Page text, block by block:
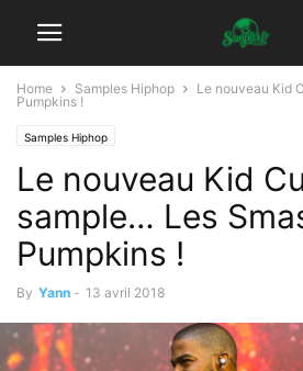
Home Samples Hiphop
Le nouveau Kid
Pumpkins !
Samples Hiphop
Le nouveau Kid
sample… Les
Pumpkins !
By Yann - 13 avril 2018